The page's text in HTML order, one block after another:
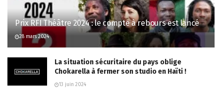
Prix RFI Théâtre 2024 : le compte à rebours est lancé
28 mars 2024
La situation sécuritaire du pays oblige
Chokarella à fermer son studio en Haïti !
13 juin 2024